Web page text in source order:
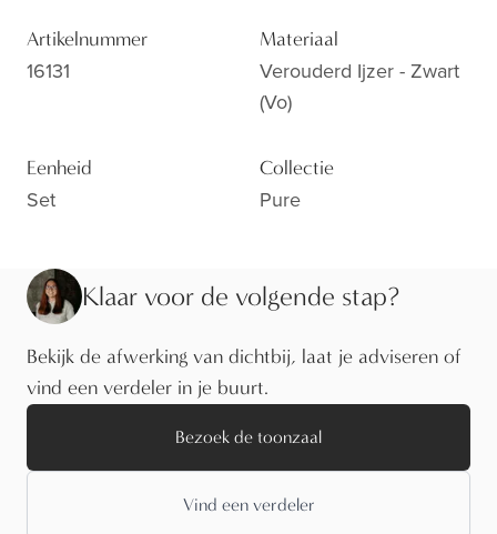
Artikelnummer
16131
Materiaal
Verouderd Ijzer - Zwart
(vo)
Eenheid
Set
Collectie
Pure
Klaar voor de volgende stap?
Bekijk de afwerking van dichtbij, laat je adviseren of
vind een verdeler in je buurt.
Bezoek de toonzaal
Vind een verdeler